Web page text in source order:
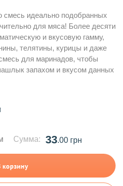
идеально подобранных
для мяса! Более десяти
и вкусовую гамму,
телятины, курицы и даже
для маринадов, чтобы
запахом и вкусом данных
Сумма: 33.00 грн
корзину